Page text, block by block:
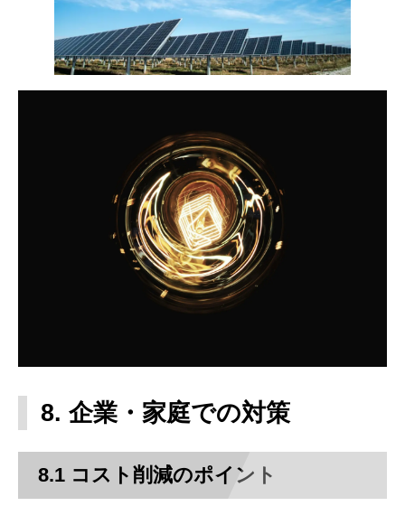
8. 企業・家庭での対策
8.1 コスト削減のポイント